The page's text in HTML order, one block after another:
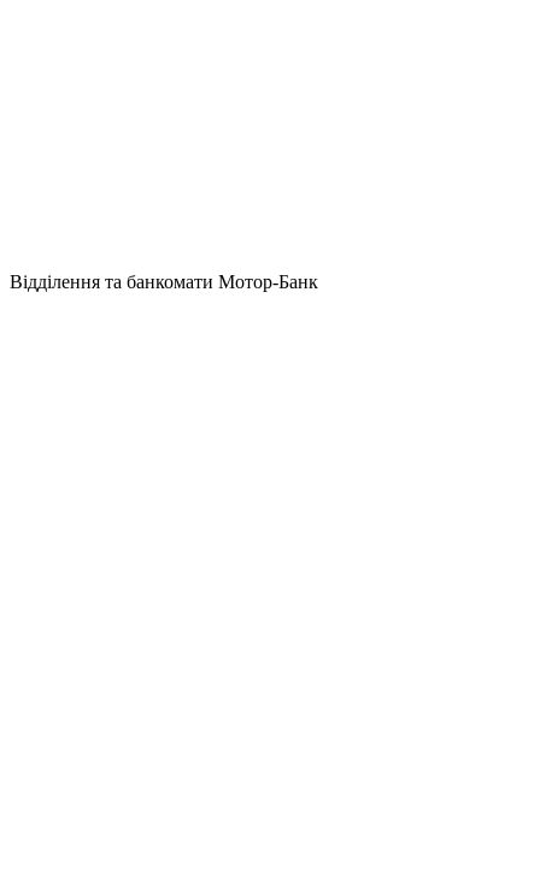
Відділення та банкомати Мотор-Банк